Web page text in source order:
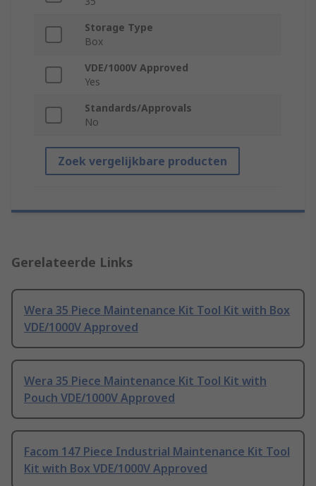
Storage Type
Box
VDE/1000V Approved
Yes
Standards/Approvals
No
Zoek vergelijkbare producten
Gerelateerde Links
Wera 35 Piece Maintenance Kit Tool Kit with Box
VDE/1000V Approved
Wera 35 Piece Maintenance Kit Tool Kit with
Pouch VDE/1000V Approved
Facom 147 Piece Industrial Maintenance Kit Tool
Kit with Box VDE/1000V Approved